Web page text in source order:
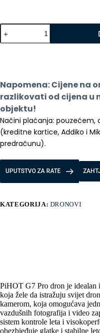
DRON
G7
PRO
Napomena: Cijene na
razlikovati od cijena u
objektu!
Načini plaćanja: pouzećem,
(kreditne kartice, Addiko i
predračunu).
UPUTSTVO ZA RATE
KATEGORIJA: DRONOVI
PiHOT G7 Pro dron je idealan
koja žele da istražuju svijet
kamerom, koja omogućava
vazdušnih fotografija i video
sistem kontrole leta i
obezbjeđuje glatke i stabilne